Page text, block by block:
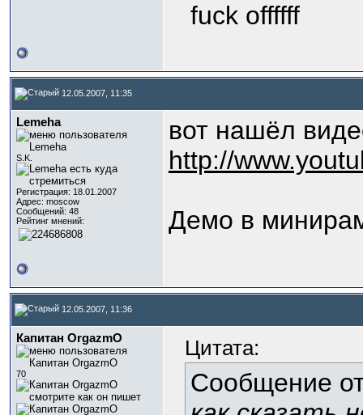
fuck offffff
12.05.2007, 11:35
Lemeha
S.K.
Регистрация: 18.01.2007
Адрес: moscow
Сообщений: 48
Рейтинг мнений:
вот нашёл
http://
Демо в
12.05.2007, 11:36
Капитан OrgazmO
70
Цитата:
Сообщение